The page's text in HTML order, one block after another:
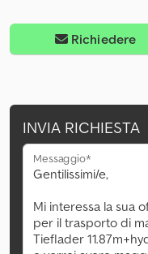
Richiedere
INVIA RICHIESTA
Messaggio*